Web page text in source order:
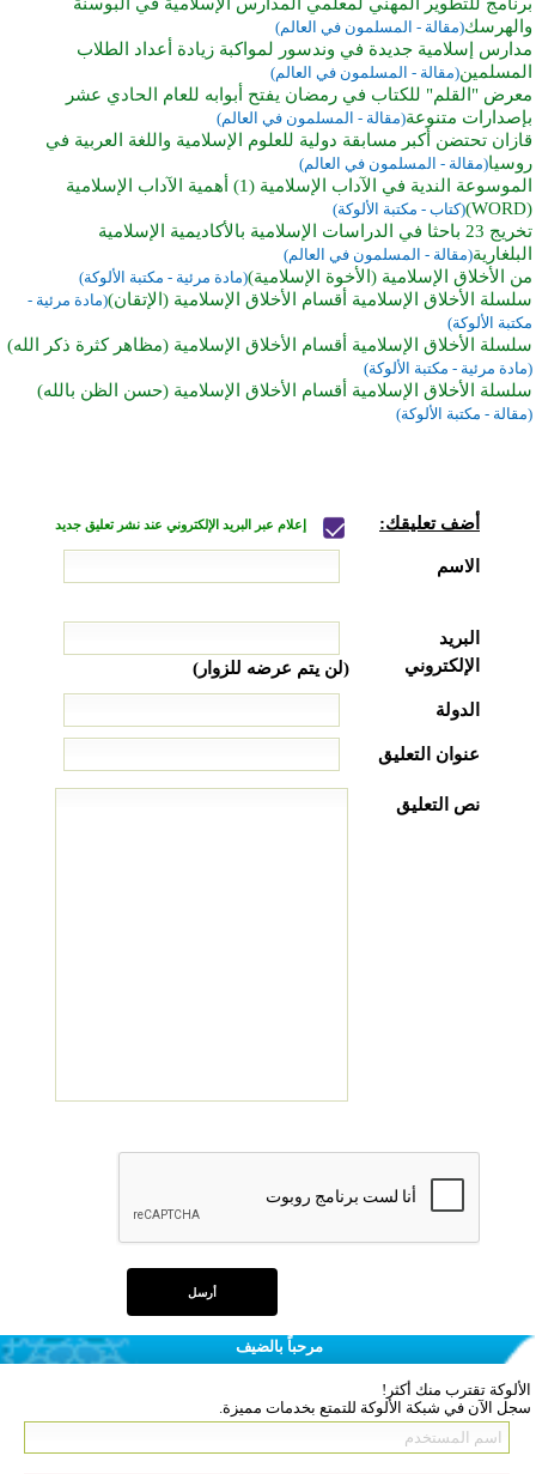
والهرسك(مقالة - المسلمون في العالم)
مدارس إسلامية جديدة في وندسور لمواكبة زيادة أعداد الطلاب
المسلمين(مقالة - المسلمون في العالم)
معرض "القلم" للكتاب في رمضان يفتح أبوابه للعام الحادي عشر
بإصدارات متنوعة(مقالة - المسلمون في العالم)
قازان تحتضن أكبر مسابقة دولية للعلوم الإسلامية واللغة العربية في
روسيا(مقالة - المسلمون في العالم)
الموسوعة الندية في الآداب الإسلامية (1) أهمية الآداب الإسلامية
(WORD)
(كتاب - مكتبة الألوكة)
تخريج 23 باحثا في الدراسات الإسلامية بالأكاديمية الإسلامية
البلغارية(مقالة - المسلمون في العالم)
من الأخلاق الإسلامية (الأخوة الإسلامية)(مادة مرئية - مكتبة الألوكة)
سلسلة الأخلاق الإسلامية أقسام الأخلاق الإسلامية (الإتقان)(مادة مرئية -
مكتبة الألوكة)
سلسلة الأخلاق الإسلامية أقسام الأخلاق الإسلامية (مظاهر كثرة ذكر الله)
(مادة مرئية - مكتبة الألوكة)
سلسلة الأخلاق الإسلامية أقسام الأخلاق الإسلامية (حسن الظن بالله)
(مقالة - مكتبة الألوكة)
أضف تعليقك: إعلام عبر البريد الإلكتروني عند نشر تعليق جديد
الاسم
البريد
الإلكتروني
(لن يتم عرضه للزوار)
الدولة
عنوان التعليق
نص التعليق
مرحباً بالضيف
الألوكة تقترب منك أكثر!
سجل الآن في شبكة الألوكة للتمتع بخدمات مميزة.